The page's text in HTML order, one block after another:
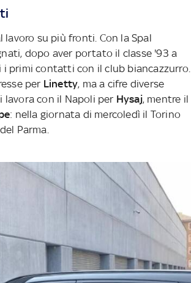
lavoro su più fronti. Con la Spal
dopo aver portato il classe '93 a
i primi contatti con il club biancazzurro.
per Linetty, ma a cifre diverse
lavora con il Napoli per Hysaj, mentre il
: nella giornata di mercoledì il Torino
Parma.